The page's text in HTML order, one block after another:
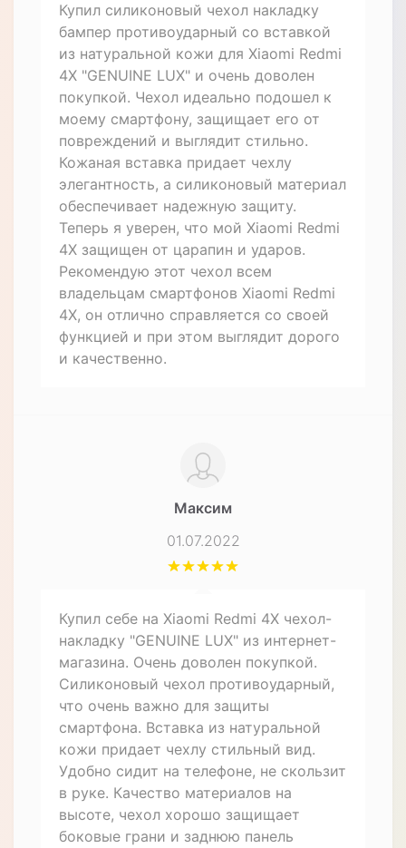
Купил силиконовый чехол накладку
бампер противоударный со вставкой
из натуральной кожи для Xiaomi Redmi
4X "GENUINE LUX" и очень доволен
покупкой. Чехол идеально подошел к
моему смартфону, защищает его от
повреждений и выглядит стильно.
Кожаная вставка придает чехлу
элегантность, а силиконовый материал
обеспечивает надежную защиту.
Теперь я уверен, что мой Xiaomi Redmi
4X защищен от царапин и ударов.
Рекомендую этот чехол всем
владельцам смартфонов Xiaomi Redmi
4X, он отлично справляется со своей
функцией и при этом выглядит дорого
и качественно.
Максим
01.07.2022
Купил себе на Xiaomi Redmi 4X чехол-
накладку "GENUINE LUX" из интернет-
магазина. Очень доволен покупкой.
Силиконовый чехол противоударный,
что очень важно для защиты
смартфона. Вставка из натуральной
кожи придает чехлу стильный вид.
Удобно сидит на телефоне, не скользит
в руке. Качество материалов на
высоте, чехол хорошо защищает
боковые грани и заднюю панель